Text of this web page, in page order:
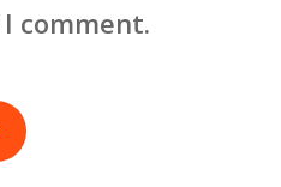
comment.